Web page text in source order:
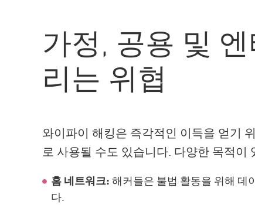
AI 보안
AI Red Teaming
제품 보기(A~Z)
가정, 공용 및
리는 위협
와이파이 해킹은 즉각적인 이득을 얻기
로 사용될 수도 있습니다. 다양한 목적
홈 네트워크:해커들은 불법 활동을 위해 데
다.